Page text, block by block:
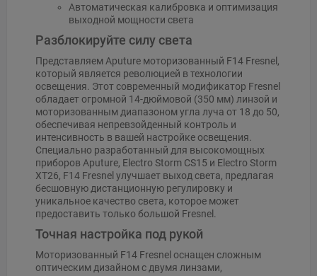
Автоматическая калибровка и оптимизация
выходной мощности света
Разблокируйте силу света
Представляем Aputure моторизованный F14 Fresnel,
который является революцией в технологии
освещения. Этот современный модификатор Fresnel
обладает огромной 14-дюймовой (350 мм) линзой и
моторизованным диапазоном угла луча от 18 до 50,
обеспечивая непревзойденный контроль и
интенсивность в вашей настройке освещения.
Специально разработанный для высокомощных
приборов Aputure, Electro Storm CS15 и Electro Storm
XT26, F14 Fresnel улучшает выход света, предлагая
бесшовную дистанционную регулировку и
уникальное качество света, которое может
предоставить только большой Fresnel.
Точная настройка под рукой
Моторизованный F14 Fresnel оснащен сложным
оптическим дизайном с двумя линзами,